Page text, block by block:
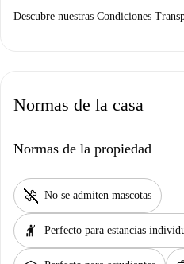
Descubre nuestras Condiciones
Normas de la casa
Normas de la propiedad
pet_supplies No se admiten mascotas
hail Perfecto para estancias